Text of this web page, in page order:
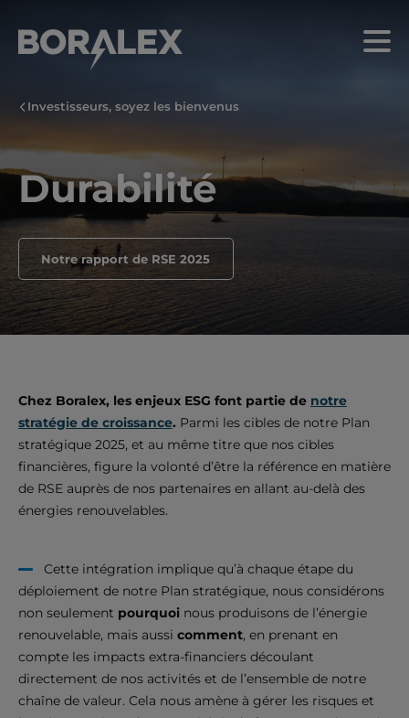
contenu
Menu
Investisseurs, soyez les bienvenus
Durabilité
Notre rapport de RSE 2025
Chez Boralex, les enjeux ESG font partie de notre
stratégie de croissance. Parmi les cibles de notre Plan
stratégique 2025, et au même titre que nos cibles
financières, figure la volonté d’être la référence en matière
de RSE auprès de nos partenaires en allant au-delà des
énergies renouvelables.
Cette intégration implique qu’à chaque étape du
déploiement de notre Plan stratégique, nous considérons
non seulement pourquoi nous produisons de l’énergie
renouvelable, mais aussi comment, en prenant en
compte les impacts extra-financiers découlant
directement de nos activités et de l’ensemble de notre
chaîne de valeur. Cela nous amène à gérer les risques et